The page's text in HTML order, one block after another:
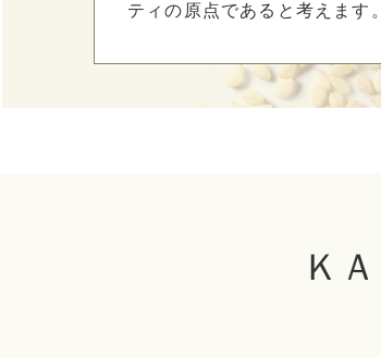
ティの原点であると考えます。
Ｋ